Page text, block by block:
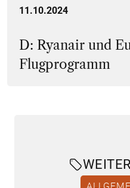
11.10.2024
D: Ryanair und
Flugprogramm